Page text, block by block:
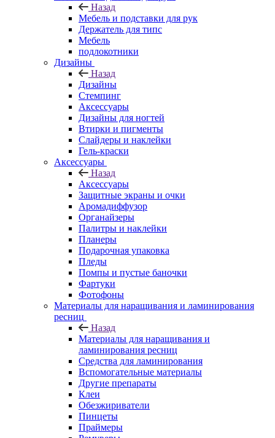
Назад
Мебель и подставки для рук
Держатель для типс
Мебель
подлокотники
Дизайны
Назад
Дизайны
Стемпинг
Аксессуары
Дизайны для ногтей
Втирки и пигменты
Слайдеры и наклейки
Гель-краски
Аксессуары
Назад
Аксессуары
Защитные экраны и очки
Аромадиффузор
Органайзеры
Палитры и наклейки
Планеры
Подарочная упаковка
Пледы
Помпы и пустые баночки
Фартуки
Фотофоны
Материалы для наращивания и ламинирования
ресниц
Назад
Материалы для наращивания и
ламинирования ресниц
Средства для ламинирования
Вспомогательные материалы
Другие препараты
Клеи
Обезжириватели
Пинцеты
Праймеры